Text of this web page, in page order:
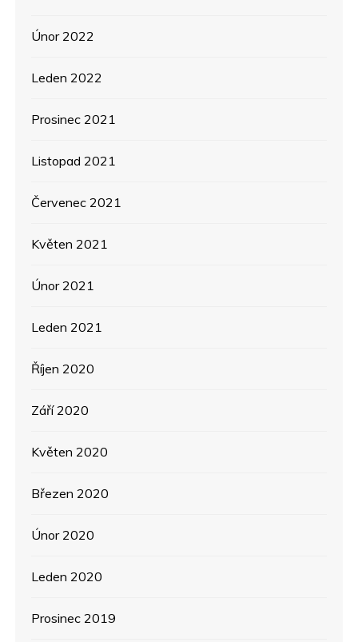
Únor 2022
Leden 2022
Prosinec 2021
Listopad 2021
Červenec 2021
Květen 2021
Únor 2021
Leden 2021
Říjen 2020
Září 2020
Květen 2020
Březen 2020
Únor 2020
Leden 2020
Prosinec 2019